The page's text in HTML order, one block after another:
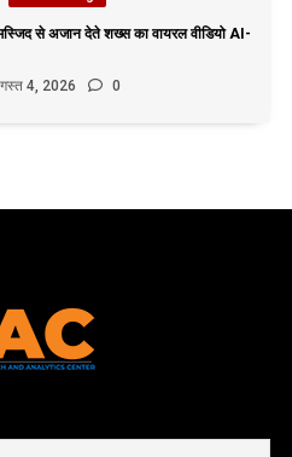
से अजान देते शख्स का वायरल वीडियो AI-
4, 2026 0